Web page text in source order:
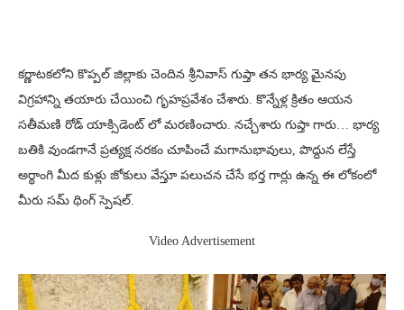
కర్ణాటకలోని కొప్పల్ జిల్లాకు చెందిన శ్రీనివాస్ గుప్తా తన భార్య మైనపు
విగ్రహాన్ని తయారు చేయించి గృహప్రవేశం చేశారు. కొన్నేళ్ల క్రితం ఆయన
సతీమణి రోడ్ యాక్సిడెంట్ లో మరణించారు. నచ్చేశారు గుప్తా గారు… భార్య
బతికి వుండగానే ప్రత్యక్ష నరకం చూపించే మగానుభావులు, పొద్దున లేస్తే
అర్థాంగి మీద కుళ్లు జోకులు వేస్తూ పలుచన చేసే భర్త గార్లు ఉన్న ఈ లోకంలో
మీరు సమ్ థింగ్ స్పెషల్.
Video Advertisement